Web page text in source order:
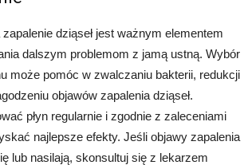
zapalenie dziąseł jest ważnym elementem
dalszym problemom z jamą ustną. Wybór
może pomóc w zwalczaniu bakterii, redukcji
objawów zapalenia dziąseł.
płyn regularnie i zgodnie z zaleceniami
najlepsze efekty. Jeśli objawy zapalenia
lub nasilają, skonsultuj się z lekarzem